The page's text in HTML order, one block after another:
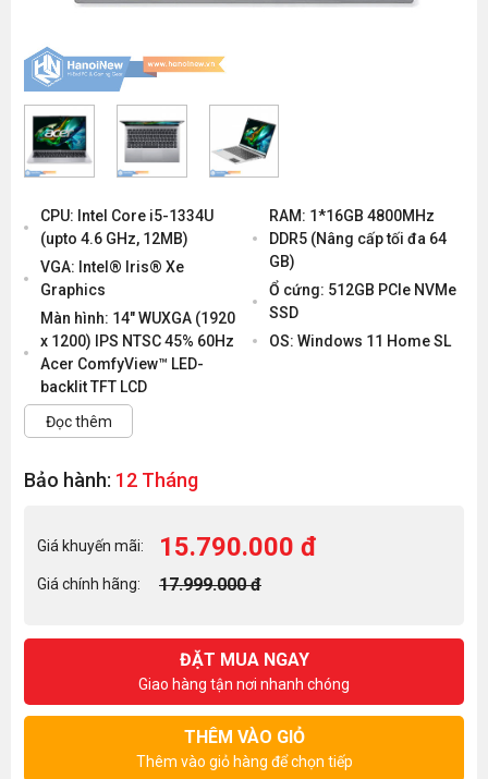
CPU: Intel Core i5-1334U
(upto 4.6 GHz, 12MB)
VGA: Intel® Iris® Xe
Graphics
Màn hình: 14" WUXGA (1920
x 1200) IPS NTSC 45% 60Hz
Acer ComfyView™ LED-
backlit TFT LCD
RAM: 1*16GB 4800MHz
DDR5 (Nâng cấp tối đa 64
GB)
Ổ cứng: 512GB PCIe NVMe
SSD
OS: Windows 11 Home SL
Đọc thêm
Bảo hành: 12 Tháng
Giá khuyến mãi: 15.790.000 đ
Giá chính hãng: 17.999.000 đ
ĐẶT MUA NGAY
Giao hàng tận nơi nhanh chóng
THÊM VÀO GIỎ
Thêm vào giỏ hàng để chọn tiếp